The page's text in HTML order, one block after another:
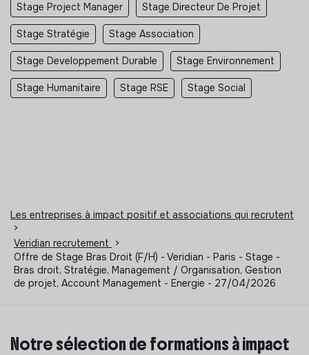
Stage Project Manager Stage Directeur De Projet
Stage Stratégie Stage Association
Stage Developpement Durable Stage Environnement
Stage Humanitaire Stage RSE Stage Social
Les entreprises à impact positif et associations qui recrutent
>
Veridian recrutement
>
Offre de Stage Bras Droit (F/H) - Veridian - Paris - Stage -
Bras droit, Stratégie, Management / Organisation, Gestion
de projet, Account Management - Energie - 27/04/2026
Notre sélection de formations à impact